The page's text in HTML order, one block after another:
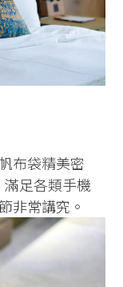
布袋精美密
足各類手機
非常講究。